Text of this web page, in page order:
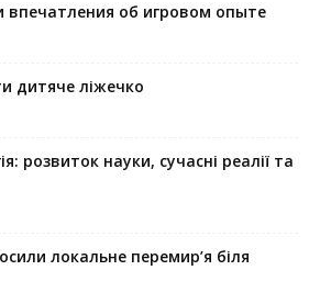
впечатления об игровом опыте
дитяче ліжечко
розвиток науки, сучасні реалії та
локальне перемир’я біля